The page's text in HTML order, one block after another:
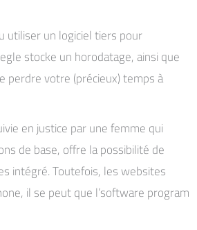
utiliser un logiciel tiers pour
stocke un horodatage, ainsi que
perdre votre (précieux) temps à
en justice par une femme qui
de base, offre la possibilité de
intégré. Toutefois, les websites
il se peut que l’software program